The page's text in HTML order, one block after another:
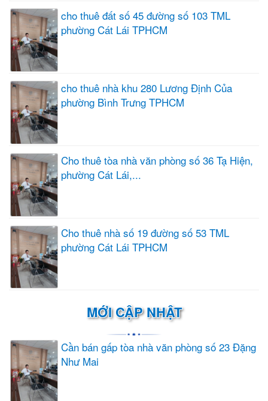
cho thuê đất số 45 đường số 103 TML
phường Cát Lái TPHCM
cho thuê nhà khu 280 Lương Định Của
phường Bình Trưng TPHCM
Cho thuê tòa nhà văn phòng số 36 Tạ Hiện,
phường Cát Lái,...
Cho thuê nhà số 19 đường số 53 TML
phường Cát Lái TPHCM
MỚI CẬP NHẬT
Cần bán gấp tòa nhà văn phòng số 23 Đặng
Như Mai